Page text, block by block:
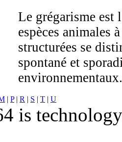
Le grégarisme est
espèces animales
structurées se
spontané et
environnementaux.
| P| R | S | T | U
is